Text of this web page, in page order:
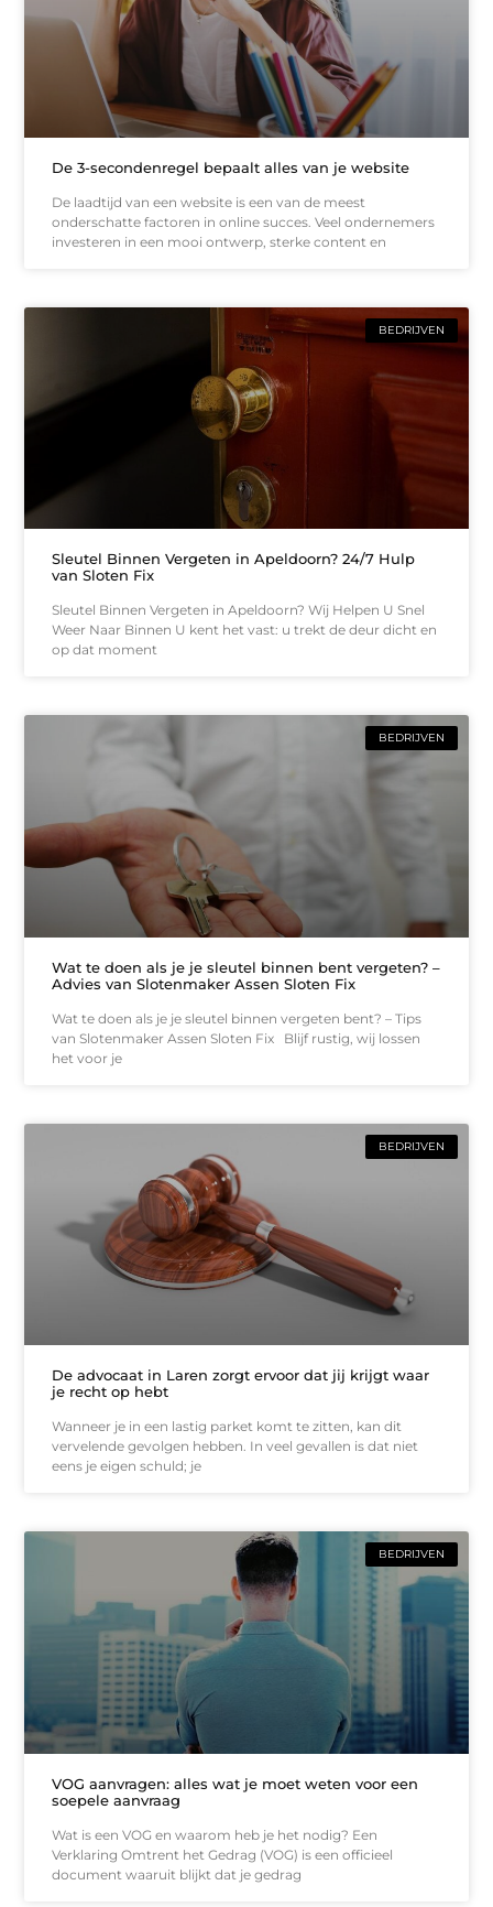
De 3-secondenregel bepaalt alles van je website
De laadtijd van een website is een van de meest
onderschatte factoren in online succes. Veel ondernemers
investeren in een mooi ontwerp, sterke content en
BEDRIJVEN
Sleutel Binnen Vergeten in Apeldoorn? 24/7 Hulp
van Sloten Fix
Sleutel Binnen Vergeten in Apeldoorn? Wij Helpen U Snel
Weer Naar Binnen U kent het vast: u trekt de deur dicht en
op dat moment
BEDRIJVEN
Wat te doen als je je sleutel binnen bent vergeten? –
Advies van Slotenmaker Assen Sloten Fix
Wat te doen als je je sleutel binnen vergeten bent? – Tips
van Slotenmaker Assen Sloten Fix Blijf rustig, wij lossen
het voor je
BEDRIJVEN
De advocaat in Laren zorgt ervoor dat jij krijgt waar
je recht op hebt
Wanneer je in een lastig parket komt te zitten, kan dit
vervelende gevolgen hebben. In veel gevallen is dat niet
eens je eigen schuld; je
BEDRIJVEN
VOG aanvragen: alles wat je moet weten voor een
soepele aanvraag
Wat is een VOG en waarom heb je het nodig? Een
Verklaring Omtrent het Gedrag (VOG) is een officieel
document waaruit blijkt dat je gedrag